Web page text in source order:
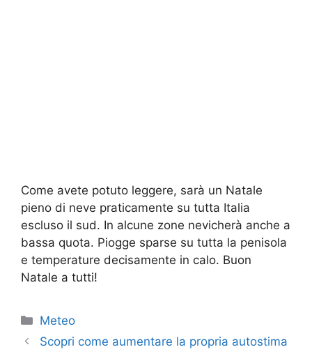
Come avete potuto leggere, sarà un Natale
pieno di neve praticamente su tutta Italia
escluso il sud. In alcune zone nevicherà anche a
bassa quota. Piogge sparse su tutta la penisola
e temperature decisamente in calo. Buon
Natale a tutti!
Categorie
Meteo
Scopri come aumentare la propria autostima